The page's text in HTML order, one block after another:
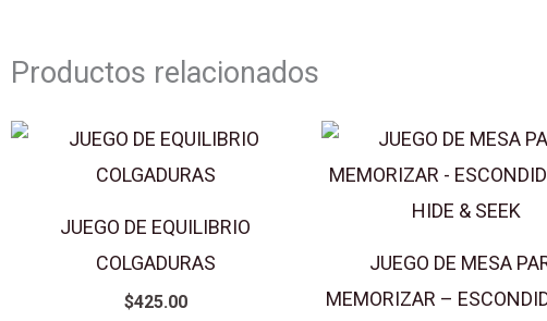
Productos relacionados
JUEGO DE EQUILIBRIO
COLGADURAS
$425.00
JUEGO DE MESA
MEMORIZAR –